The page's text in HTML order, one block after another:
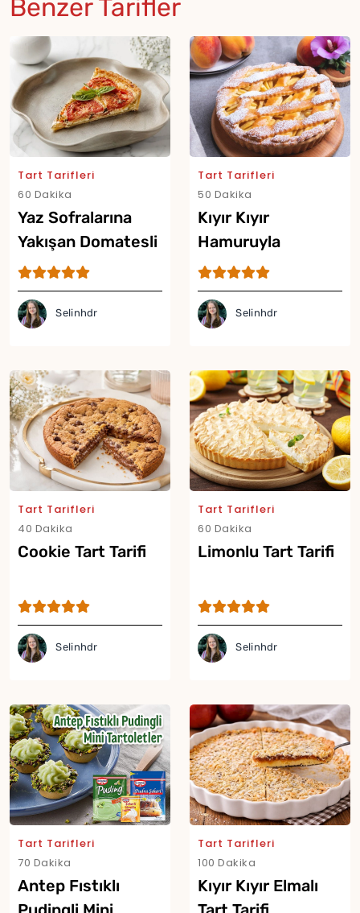
Benzer Tarifler
Tart Tarifleri
60 Dakika
Yaz Sofralarına
Yakışan Domatesli
Tart Tarifi
Selinhdr
Tart Tarifleri
50 Dakika
Kıyır Kıyır
Hamuruyla
Şeftalili Tart Tarifi
Selinhdr
Tart Tarifleri
40 Dakika
Cookie Tart Tarifi
Selinhdr
Tart Tarifleri
60 Dakika
Limonlu Tart Tarifi
Selinhdr
Tart Tarifleri
70 Dakika
Antep Fıstıklı
Tart Tarifleri
100 Dakika
Kıyır Kıyır Elmalı